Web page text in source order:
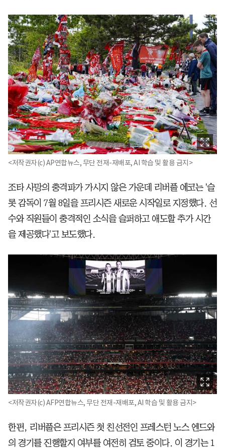
<저작권자(c) AP연합뉴스, 무단 전재-재배포, AI 학습 및 활용 금지>
조타 사망의 충격파가 가시지 않은 가운데 리버풀 에코는 '슬
롯 감독이 7월 8일을 프리시즌 새로운 시작일로 지정했다. 선
수와 직원들이 충격적인 소식을 슬퍼하고 애도할 추가 시간
을 제공했다'고 보도했다.
<저작권자(c) AFP연합뉴스, 무단 전재-재배포, AI 학습 및 활용 금지>
한편, 리버풀은 프리시즌 첫 친선전인 프레스턴 노스 엔드와
의 경기를 진행할지 여부를 여전히 검토 중이다. 이 경기는 1